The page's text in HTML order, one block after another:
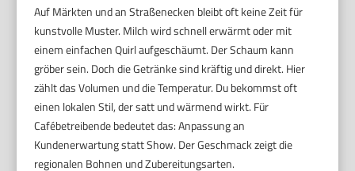
Auf Märkten und an Straßenecken bleibt oft keine Zeit für
kunstvolle Muster. Milch wird schnell erwärmt oder mit
einem einfachen Quirl aufgeschäumt. Der Schaum kann
gröber sein. Doch die Getränke sind kräftig und direkt. Hier
zählt das Volumen und die Temperatur. Du bekommst oft
einen lokalen Stil, der satt und wärmend wirkt. Für
Cafébetreibende bedeutet das: Anpassung an
Kundenerwartung statt Show. Der Geschmack zeigt die
regionalen Bohnen und Zubereitungsarten.